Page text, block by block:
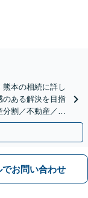
熊本の相続に詳し
のある解決を目指
分割／不動産／遺
個室】
でお問い合わせ